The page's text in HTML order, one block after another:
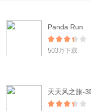
Panda Run
503万下载